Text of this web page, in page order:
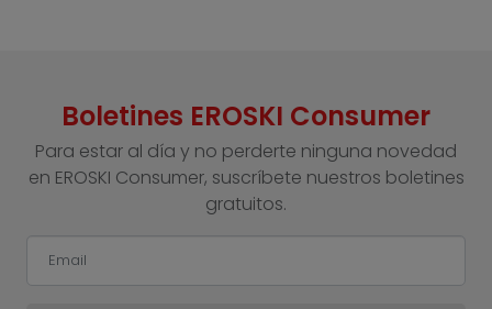
Boletines EROSKI Consumer
Para estar al día y no perderte ninguna novedad
en EROSKI Consumer, suscríbete nuestros boletines
gratuitos.